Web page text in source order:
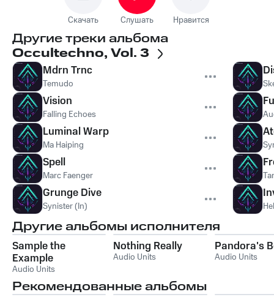
Скачать Слушать Нравится
Другие треки альбома
Occultechno, Vol. 3
Mdrn Trnc
Temudo
Vision
Falling Echoes
Luminal Warp
Ma Haiping
Spell
Marc Faenger
Grunge Dive
Synister (In)
Другие альбомы исполнителя
Sample the
Example
Audio Units
Nothing Really
Audio Units
Pandora's
Audio Units
Рекомендованные альбомы